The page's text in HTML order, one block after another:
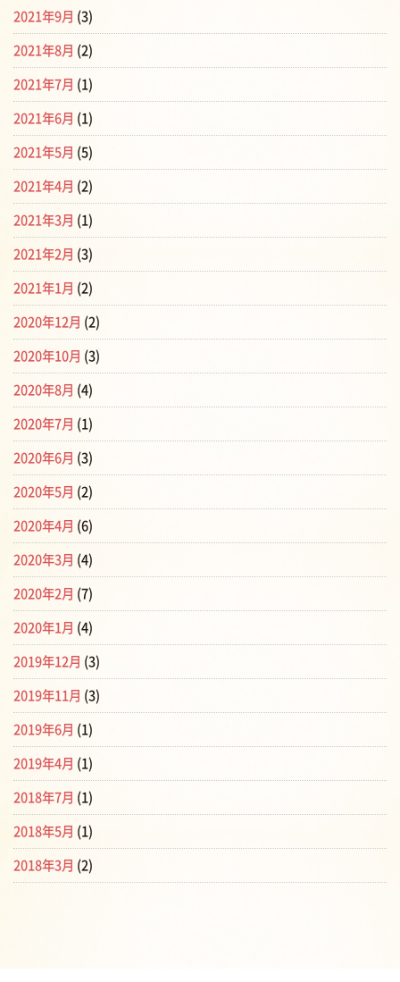
2021年9月 (3)
2021年8月 (2)
2021年7月 (1)
2021年6月 (1)
2021年5月 (5)
2021年4月 (2)
2021年3月 (1)
2021年2月 (3)
2021年1月 (2)
2020年12月 (2)
2020年10月 (3)
2020年8月 (4)
2020年7月 (1)
2020年6月 (3)
2020年5月 (2)
2020年4月 (6)
2020年3月 (4)
2020年2月 (7)
2020年1月 (4)
2019年12月 (3)
2019年11月 (3)
2019年6月 (1)
2019年4月 (1)
2018年7月 (1)
2018年5月 (1)
2018年3月 (2)